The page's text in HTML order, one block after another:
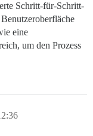
Schritt-für-Schritt-
eine
um den Prozess